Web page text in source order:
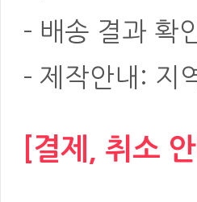
- 배송 결과 확
- 제작안내: 지
[결제, 취소 안